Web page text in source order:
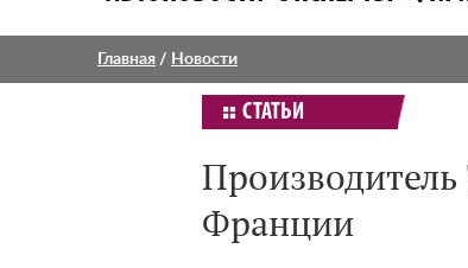
Главная / Новости
СТАТЬИ
Франции